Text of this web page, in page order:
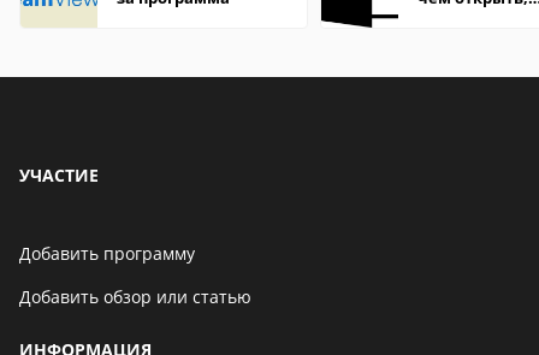
УЧАСТИЕ
Добавить программу
Добавить обзор или статью
ИНФОРМАЦИЯ